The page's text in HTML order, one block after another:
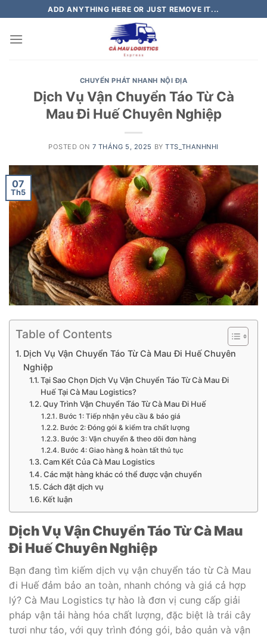
to
content
ADD ANYTHING HERE OR JUST REMOVE IT...
CHUYỂN PHÁT NHANH NỘI ĐỊA
Dịch Vụ Vận Chuyển Táo Từ Cà
Mau Đi Huế Chuyên Nghiệp
POSTED ON 7 THÁNG 5, 2025 BYTTS_THANHNHI
07
Th5
Table of Contents
Dịch Vụ Vận Chuyển Táo Từ Cà Mau Đi Huế Chuyên
Nghiệp
Tại Sao Chọn Dịch Vụ Vận Chuyển Táo Từ Cà Mau Đi
Huế Tại Cà Mau Logistics?
Quy Trình Vận Chuyển Táo Từ Cà Mau Đi Huế
Bước 1: Tiếp nhận yêu cầu & báo giá
Bước 2: Đóng gói & kiểm tra chất lượng
Bước 3: Vận chuyển & theo dõi đơn hàng
Bước 4: Giao hàng & hoàn tất thủ tục
Cam Kết Của Cà Mau Logistics
Các mặt hàng khác có thể được vận chuyển
Cách đặt dịch vụ
Kết luận
Dịch Vụ Vận Chuyển Táo Từ Cà Mau
Đi Huế Chuyên Nghiệp
Bạn đang tìm kiếm dịch vụ vận chuyển táo từ Cà Mau
đi Huế đảm bảo an toàn, nhanh chóng và giá cả hợp
lý? Cà Mau Logistics tự hào là đơn vị cung cấp giải
pháp vận tải hàng hóa chất lượng, đặc biệt là trái cây
tươi như táo, với quy trình đóng gói, bảo quản và vận